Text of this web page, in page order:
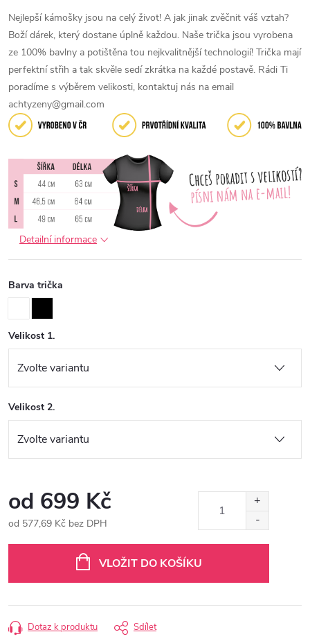
Nejlepší kámošky jsou na celý život! A jak jinak zvěčnit váš vztah?
Boží dárek, který dostane úplně každou. Naše trička jsou vyrobena
ze 100% bavlny a potištěna tou nejkvalitnější technologií! Trička mají
perfektní střih a tak skvěle sedí zkrátka na každé postavě. Rádi Ti
poradíme s výběrem velikosti, kontaktuj nás na email
achtyzeny@gmail.com
Detailní informace
Barva trička
Velikost 1.
Velikost 2.
od 699 Kč
od 577,69 Kč bez DPH
VLOŽIT DO KOŠÍKU
Dotaz k produktu Sdílet